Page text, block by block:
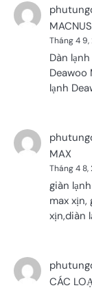
MACNUS
Tháng 4 9,
Dàn
Deawoo
lạnh
MAX
Tháng 4 8,
giàn
max
xịn,diàn
CÁC